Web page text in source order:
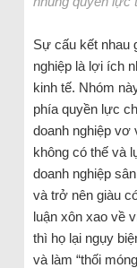
Sự cấu kết nhau
nghiệp là lợi ích
kinh tế. Nhóm
phía quyền lực
doanh nghiệp vơ
không có thế và
doanh nghiệp
và trở nên giàu
luận xôn xao về
thì họ lại ngụy
và làm “thối